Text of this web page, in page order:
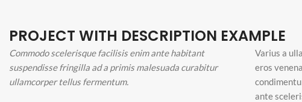
PROJECT WITH DESCRIPTION EXAMPLE
Commodo scelerisque facilisis enim ante habitant
suspendisse fringilla ad a primis malesuada curabitur
ullamcorper tellus fermentum.
Varius a
eros
ante